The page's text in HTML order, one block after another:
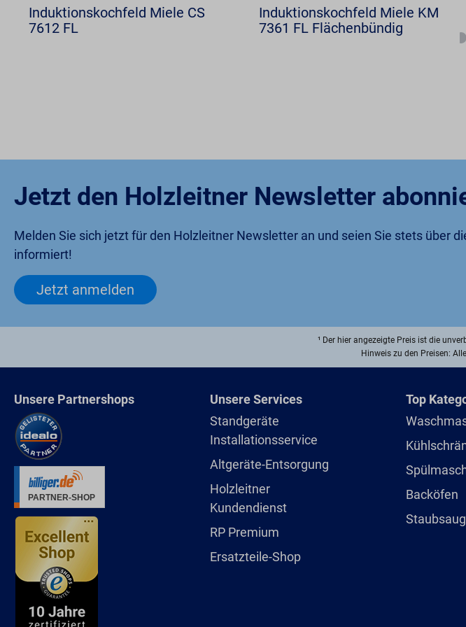
Induktionskochfeld Miele CS
7612 FL
Induktionskochfeld Miele KM
7361 FL Flächenbündig
Jetzt den Holzleitner Newsletter
Melden Sie sich jetzt für den Holzleitner Newsletter an und seien Sie stets über
informiert!
Jetzt anmelden
¹ Der hier angezeigte Preis ist die
Hinweis zu den Preisen:
Unsere Partnershops
Unsere Services
Standgeräte
Installationsservice
Altgeräte-Entsorgung
Holzleitner
Kundendienst
RP Premium
Ersatzteile-Shop
Top
Backöfen